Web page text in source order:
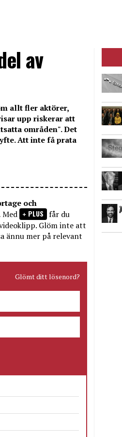
av
allt fler aktörer,
upp riskerar att
områden". Det
Att inte få prata
och
Med PLUS får du
Glöm inte att
ännu mer på relevant
Glömt ditt lösenord?